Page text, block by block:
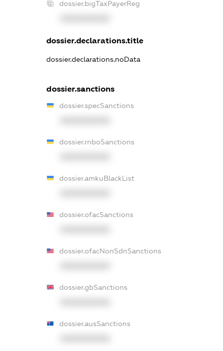
dossier.bigTaxPayerReg
dossier.declarations.title
dossier.declarations.noData
dossier.sanctions
dossier.specSanctions
dossier.rnboSanctions
dossier.amkuBlackList
dossier.ofacSanctions
dossier.ofacNonSdnSanctions
dossier.gbSanctions
dossier.ausSanctions